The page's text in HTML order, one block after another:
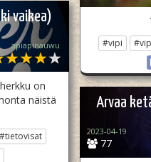
#vipi
vaikea)
apiapinauwu
on
näistä
#tietovisat
Arvaa
77
2023-04-19